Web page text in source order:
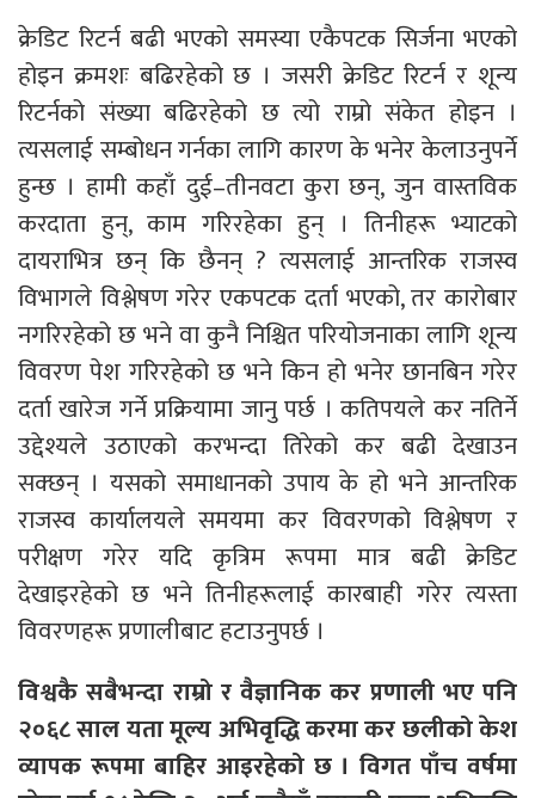
क्रेडिट रिटर्न बढी भएको समस्या एकैपटक सिर्जना भएको
होइन क्रमशः बढिरहेको छ । जसरी क्रेडिट रिटर्न र शून्य
रिटर्नको संख्या बढिरहेको छ त्यो राम्रो संकेत होइन ।
त्यसलाई सम्बोधन गर्नका लागि कारण के भनेर केलाउनुपर्ने
हुन्छ । हामी कहाँ दुई–तीनवटा कुरा छन्, जुन वास्तविक
करदाता हुन्, काम गरिरहेका हुन् । तिनीहरू भ्याटको
दायराभित्र छन् कि छैनन् ? त्यसलाई आन्तरिक राजस्व
विभागले विश्लेषण गरेर एकपटक दर्ता भएको, तर कारोबार
नगरिरहेको छ भने वा कुनै निश्चित परियोजनाका लागि शून्य
विवरण पेश गरिरहेको छ भने किन हो भनेर छानबिन गरेर
दर्ता खारेज गर्ने प्रक्रियामा जानु पर्छ । कतिपयले कर नतिर्ने
उद्देश्यले उठाएको करभन्दा तिरेको कर बढी देखाउन
सक्छन् । यसको समाधानको उपाय के हो भने आन्तरिक
राजस्व कार्यालयले समयमा कर विवरणको विश्लेषण र
परीक्षण गरेर यदि कृत्रिम रूपमा मात्र बढी क्रेडिट
देखाइरहेको छ भने तिनीहरूलाई कारबाही गरेर त्यस्ता
विवरणहरू प्रणालीबाट हटाउनुपर्छ ।
विश्वकै सबैभन्दा राम्रो र वैज्ञानिक कर प्रणाली भए पनि
२०६८ साल यता मूल्य अभिवृद्धि करमा कर छलीको केश
व्यापक रूपमा बाहिर आइरहेको छ । विगत पाँच वर्षमा